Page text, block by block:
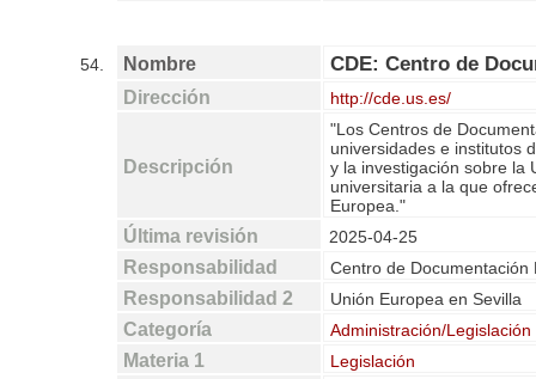
54. Nombre CDE: Centro de
Dirección http://cde.us.es/
Descripción
"Los Centros de
universidades e institutos
y la investigación sobre la
universitaria a la que
Europea."
Última revisión 2025-04-25
Responsabilidad Centro de Documentación
Responsabilidad 2 Unión Europea en Sevilla
Categoría Administración/Legislación
Materia 1 Legislación